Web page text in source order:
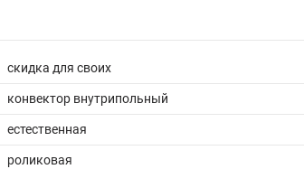
скидка для своих
конвектор внутрипольный
естественная
роликовая